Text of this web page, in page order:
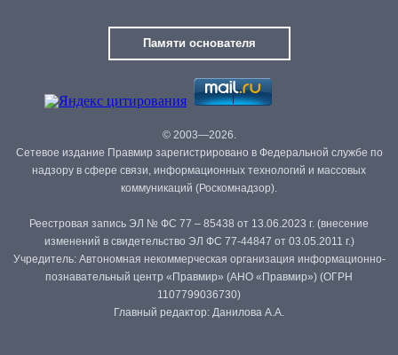
Памяти основателя
© 2003—2026.
Сетевое издание Правмир зарегистрировано в Федеральной службе по
надзору в сфере связи, информационных технологий и массовых
коммуникаций (Роскомнадзор).
Реестровая запись ЭЛ № ФС 77 – 85438 от 13.06.2023 г. (внесение
изменений в свидетельство ЭЛ ФС 77-44847 от 03.05.2011 г.)
Учредитель: Автономная некоммерческая организация информационно-
познавательный центр «Правмир» (АНО «Правмир») (ОГРН
1107799036730)
Главный редактор: Данилова А.А.